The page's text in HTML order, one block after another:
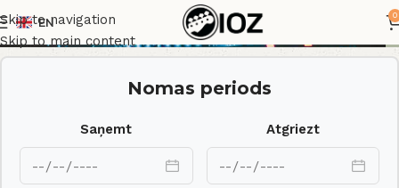
Skip to navigation
Skip to main content
EN
0
Nomas periods
Saņemt Atgriezt